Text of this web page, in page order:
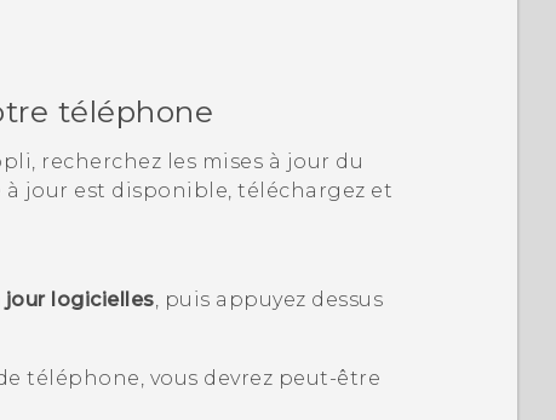
téléphone
recherchez les mises à jour du
jour est disponible, téléchargez et
jour logicielles , puis appuyez dessus
téléphone, vous devrez peut-être